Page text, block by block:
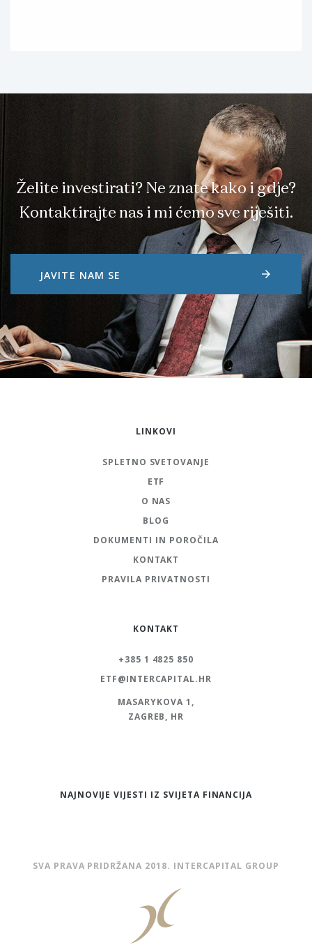
Želite investirati? Ne znate kako i gdje?
Kontaktirajte nas i mi ćemo sve riješiti.
JAVITE NAM SE arrow_forward
LINKOVI
SPLETNO SVETOVANJE
ETF
O NAS
BLOG
DOKUMENTI IN POROČILA
KONTAKT
PRAVILA PRIVATNOSTI
KONTAKT
+385 1 4825 850
ETF@INTERCAPITAL.HR
MASARYKOVA 1,
ZAGREB, HR
NAJNOVIJE VIJESTI IZ SVIJETA FINANCIJA
SVA PRAVA PRIDRŽANA 2018. INTERCAPITAL GROUP